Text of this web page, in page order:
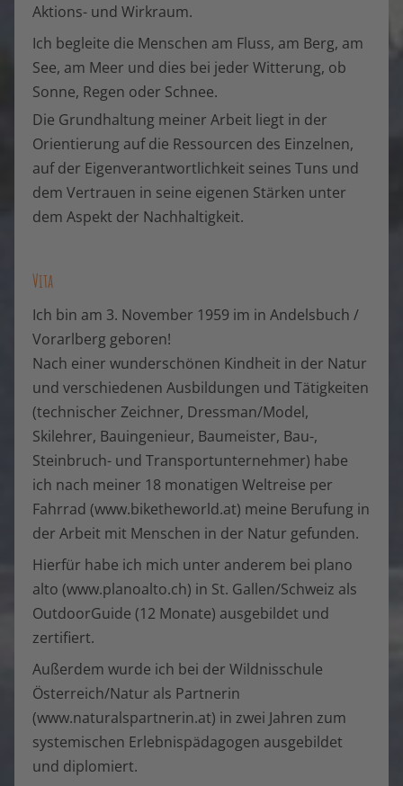
Aktions- und Wirkraum.
Ich begleite die Menschen am Fluss, am Berg, am
See, am Meer und dies bei jeder Witterung, ob
Sonne, Regen oder Schnee.
Die Grundhaltung meiner Arbeit liegt in der
Orientierung auf die Ressourcen des Einzelnen,
auf der Eigenverantwortlichkeit seines Tuns und
dem Vertrauen in seine eigenen Stärken unter
dem Aspekt der Nachhaltigkeit.
Vita
Ich bin am 3. November 1959 im in Andelsbuch /
Vorarlberg geboren!
Nach einer wunderschönen Kindheit in der Natur
und verschiedenen Ausbildungen und Tätigkeiten
(technischer Zeichner, Dressman/Model,
Skilehrer, Bauingenieur, Baumeister, Bau-,
Steinbruch- und Transportunternehmer) habe
ich nach meiner 18 monatigen Weltreise per
Fahrrad (www.biketheworld.at) meine Berufung in
der Arbeit mit Menschen in der Natur gefunden.
Hierfür habe ich mich unter anderem bei plano
alto (www.planoalto.ch) in St. Gallen/Schweiz als
OutdoorGuide (12 Monate) ausgebildet und
zertifiert.
Außerdem wurde ich bei der Wildnisschule
Österreich/Natur als Partnerin
(www.naturalspartnerin.at) in zwei Jahren zum
systemischen Erlebnispädagogen ausgebildet
und diplomiert.